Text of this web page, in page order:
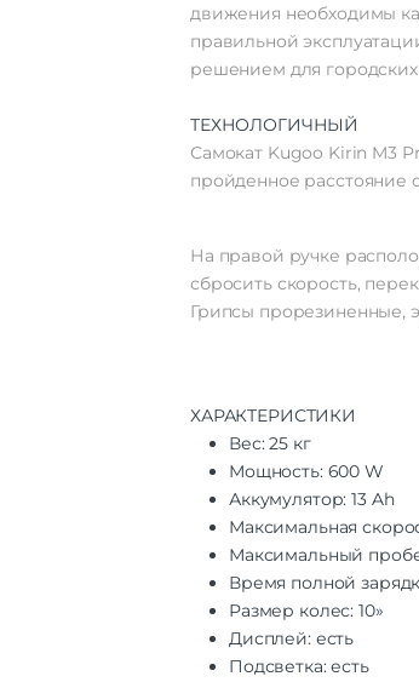
движения необходимы
правильной
решением для
ТЕХНОЛОГИЧНЫЙ
Самокат Kugoo Kirin M3
пройденное расстояние
На правой ручке
сбросить скорость,
Грипсы прорезиненные,
ХАРАКТЕРИСТИКИ
Вес: 25 кг
Мощность: 600 W
Аккумулятор: 13 Ah
Максимальная
Максимальный
Время полной
Размер колес: 10»
Дисплей: есть
Подсветка: есть